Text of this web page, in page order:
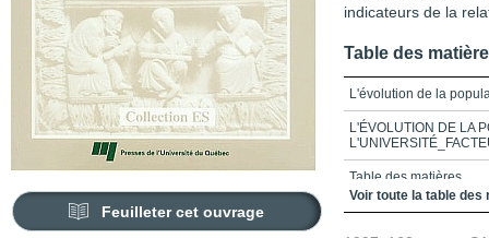
Feuilleter cet ouvrage
indicateurs de la
Table des
L'évolution de la
L'ÉVOLUTION DE LA
Table des matières
Introduction
Voir toute la table des